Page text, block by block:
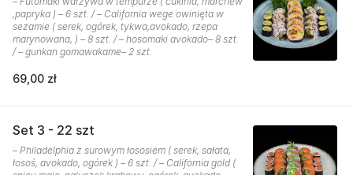
,papryka ) – 6 szt. / – California wege owinięta w
sezamie ( serek, ogórek, tykwa,avokado, rzepa
marynowana, ) – 8 szt. / – hosomaki avokado– 8 szt.
/ – gunkan gomawakame– 2 szt.
69,00 zł
Set 3 - 22 szt
– Philadelphia z surowym łososiem ( serek, sałata,
łosoś, avokado, ogórek ) – 6 szt. / – California gold (